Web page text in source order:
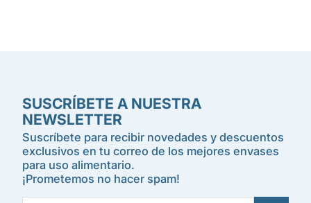
SUSCRÍBETE A NUESTRA
NEWSLETTER
Suscríbete para recibir novedades y descuentos
exclusivos en tu correo de los mejores envases
para uso alimentario.
¡Prometemos no hacer spam!